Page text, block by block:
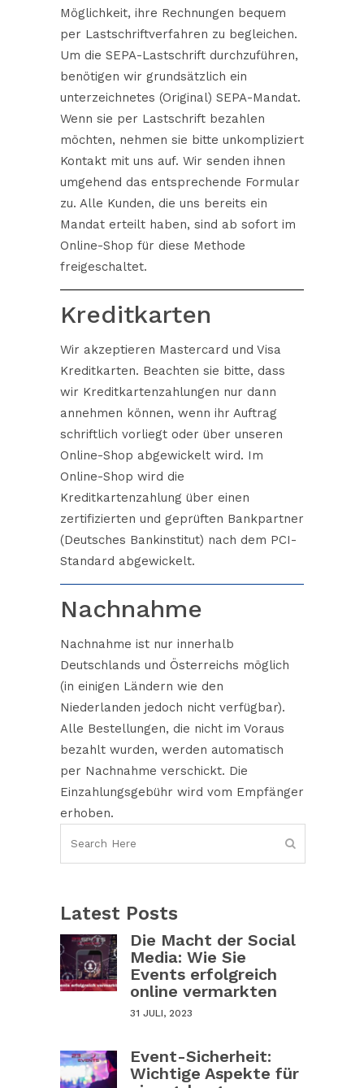
Möglichkeit, ihre Rechnungen bequem
per Lastschriftverfahren zu begleichen.
Um die SEPA-Lastschrift durchzuführen,
benötigen wir grundsätzlich ein
unterzeichnetes (Original) SEPA-Mandat.
Wenn sie per Lastschrift bezahlen
möchten, nehmen sie bitte unkompliziert
Kontakt mit uns auf. Wir senden ihnen
umgehend das entsprechende Formular
zu. Alle Kunden, die uns bereits ein
Mandat erteilt haben, sind ab sofort im
Online-Shop für diese Methode
freigeschaltet.
Kreditkarten
Wir akzeptieren Mastercard und Visa
Kreditkarten. Beachten sie bitte, dass
wir Kreditkartenzahlungen nur dann
annehmen können, wenn ihr Auftrag
schriftlich vorliegt oder über unseren
Online-Shop abgewickelt wird. Im
Online-Shop wird die
Kreditkartenzahlung über einen
zertifizierten und geprüften Bankpartner
(Deutsches Bankinstitut) nach dem PCI-
Standard abgewickelt.
Nachnahme
Nachnahme ist nur innerhalb
Deutschlands und Österreichs möglich
(in einigen Ländern wie den
Niederlanden jedoch nicht verfügbar).
Alle Bestellungen, die nicht im Voraus
bezahlt wurden, werden automatisch
per Nachnahme verschickt. Die
Einzahlungsgebühr wird vom Empfänger
erhoben.
Latest Posts
Die Macht der Social
Media: Wie Sie
Events erfolgreich
online vermarkten
31 JULI, 2023
Event-Sicherheit:
Wichtige Aspekte für